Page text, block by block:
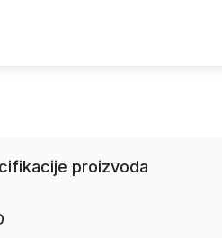
proizvoda